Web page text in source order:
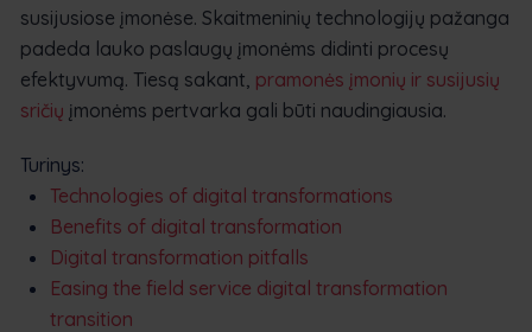
susijusiose įmonėse. Skaitmeninių technologijų pažanga
padeda lauko paslaugų įmonėms didinti procesų
efektyvumą. Tiesą sakant, pramonės įmonių ir susijusių
sričių įmonėms pertvarka gali būti naudingiausia.
Turinys:
Technologies of digital transformations
Benefits of digital transformation
Digital transformation pitfalls
Easing the field service digital transformation
transition